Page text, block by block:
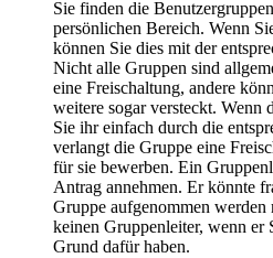
Sie finden die
persönlichen Bereich. Wenn
können Sie dies mit der
Nicht alle Gruppen sind
eine Freischaltung, andere
weitere sogar versteckt. Wenn
Sie ihr einfach durch die
verlangt die Gruppe eine
für sie bewerben. Ein
Antrag annehmen. Er könnte
Gruppe aufgenommen werden
keinen Gruppenleiter, wenn er
Grund dafür haben.